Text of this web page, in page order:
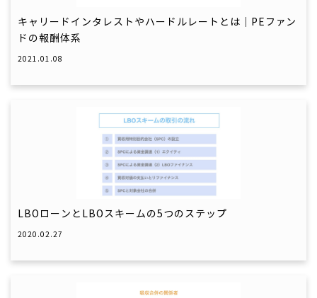
キャリードインタレストやハードルレートとは｜PEファン
ドの報酬体系
2021.01.08
LBOローンとLBOスキームの5つのステップ
2020.02.27